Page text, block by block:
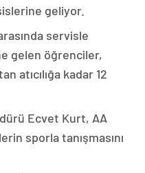
geliyor.
servisle
gelen öğrenciler,
atıcılığa kadar 12
Ecvet Kurt, AA
sporla tanışmasını